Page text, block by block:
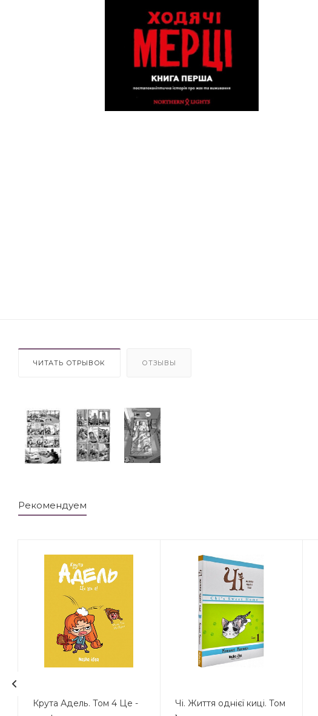
ЧИТАТЬ ОТРЫВОК ОТЗЫВЫ
Рекомендуем
Крута Адель. Том 4 Це -
Чі. Життя однієї киці. Том